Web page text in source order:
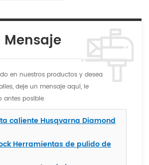
Mensaje
en nuestros productos y desea
deje un mensaje aquí, le
antes posible.
caliente Husqvarna Diamond
Herramientas de pulido de